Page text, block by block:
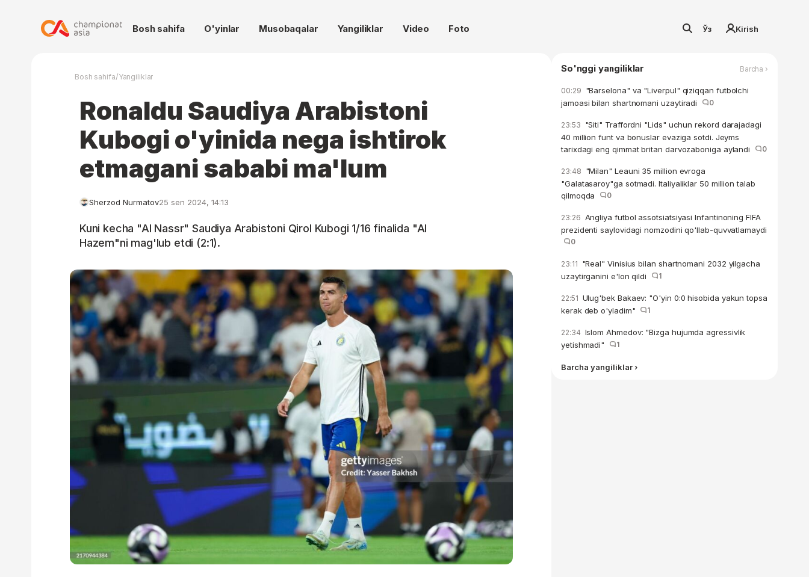
Bosh sahifa O'yinlar Musobaqalar Yangiliklar Video Foto Ўз Kirish
Bosh sahifa/Yangiliklar
Ronaldu Saudiya Arabistoni
Kubogi o'yinida nega ishtirok
etmagani sababi ma'lum
Sherzod Nurmatov25 sen 2024, 14:13
Kuni kecha "Al Nassr" Saudiya Arabistoni Qirol Kubogi 1/16 finalida "Al
Hazem"ni mag'lub etdi (2:1).
So'nggi yangiliklar Barcha ›
00:29 "Barselona" va "Liverpul" qiziqqan futbolchi
jamoasi bilan shartnomani uzaytiradi
0
23:53 "Siti" Traffordni "Lids" uchun rekord darajadagi
40 million funt va bonuslar evaziga sotdi. Jeyms
tarixdagi eng qimmat britan darvozaboniga aylandi
0
23:48 "Milan" Leauni 35 million evroga
"Galatasaroy"ga sotmadi. Italiyaliklar 50 million talab
qilmoqda
0
23:26 Angliya futbol assotsiatsiyasi Infantinoning FIFA
prezidenti saylovidagi nomzodini qo'llab-quvvatlamaydi
0
23:11 "Real" Vinisius bilan shartnomani 2032 yilgacha
uzaytirganini e'lon qildi
1
22:51 Ulug'bek Bakaev: "O'yin 0:0 hisobida yakun topsa
kerak deb o'yladim"
1
22:34 Islom Ahmedov: "Bizga hujumda agressivlik
yetishmadi"
1
Barcha yangiliklar ›